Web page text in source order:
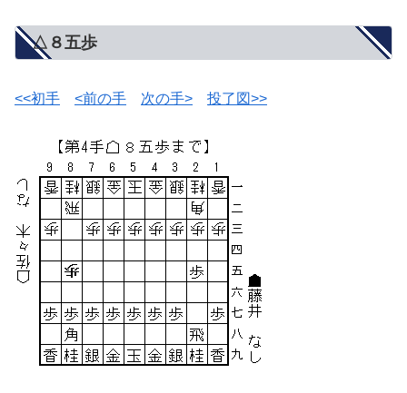
△８五歩
<<初手 <前の手 次の手> 投了図>>